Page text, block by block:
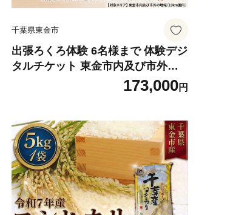
千葉県東金市
出張ろくろ体験 6名様まで 体験デジ
タルチケット 東金市内及び市外の
地域（10km圏内）チケット 陶芸体
験 陶芸教室 陶芸 tougei とうげい
お皿 ビアカップ 体験 器 食器 たい
けん 教室 ろくろ 観光 夏休み 冬休
み 春休み 焼き物 子供 家族 手ぶら
初心者 民芸みはし 千葉県 東金
173,000円